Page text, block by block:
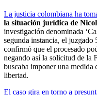
La justicia colombiana ha
la situación jurídica de
investigación denominada
segunda instancia, el
confirmó que el procesado
negando así la solicitud de la
buscaba imponer una medida
libertad.
El caso gira en torno a